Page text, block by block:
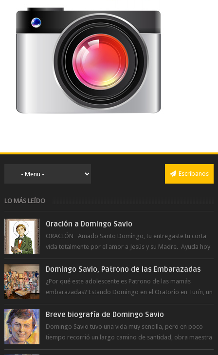
Escríbanos
LO MÁS LEÍDO
Oración a Domingo Savio
ORACIÓN Amado Santo Domingo, tu entregaste tu corta
vida totalmente por el amor a Jesús y su Madre. Ayuda hoy
a la juventud para ...
Domingo Savio, Patrono de las Embarazadas
¿Por qué este adolescente es Patrono de las mamás
embarazadas? Estando Domingo en el Oratorio en Turín, un
día le pide a Don Bosco...
Breve biografía de Domingo Savio
Domingo Savio tuvo una vida muy sencilla, pero en poco
tiempo recorrió un largo camino de santidad, obra maestra
del Espíritu Santo y fr...